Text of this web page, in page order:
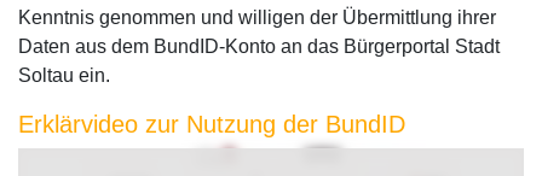
Kenntnis genommen und willigen der Übermittlung ihrer
Daten aus dem BundID-Konto an das Bürgerportal Stadt
Soltau ein.
Erklärvideo zur Nutzung der BundID